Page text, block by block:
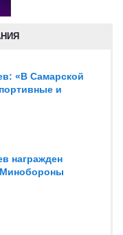
«В Самарской
и
награжден
Минобороны